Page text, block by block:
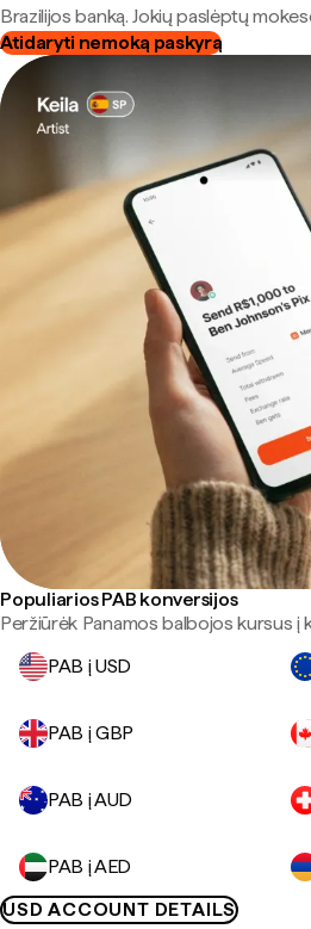
Brazilijos banką. Jokių paslėptų
Atidaryti nemoką paskyrą
Populiarios PAB konversijos
Peržiūrėk Panamos balbojos kursus į
PAB į USD
PAB į GBP
PAB į AUD
PAB į AED
USD ACCOUNT DETAILS